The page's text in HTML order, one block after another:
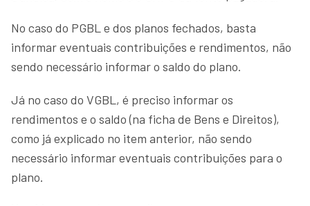
No caso do PGBL e dos planos fechados, basta
informar eventuais contribuições e rendimentos, não
sendo necessário informar o saldo do plano.
Já no caso do VGBL, é preciso informar os
rendimentos e o saldo (na ficha de Bens e Direitos),
como já explicado no item anterior, não sendo
necessário informar eventuais contribuições para o
plano.